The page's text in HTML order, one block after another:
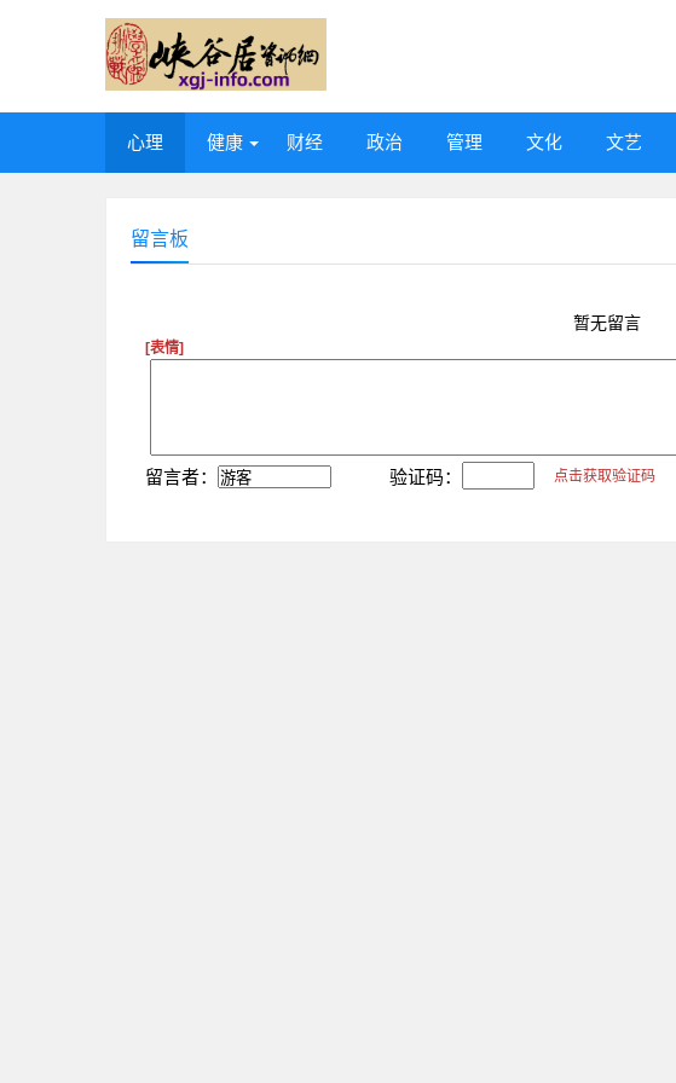
心理 健康 财经 政治 管理 文化 文艺
留言板
暂无留言
[表情]
留言者： 验证码： 点击获取验证码